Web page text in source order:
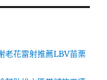
老花雷射推薦LBV苗栗